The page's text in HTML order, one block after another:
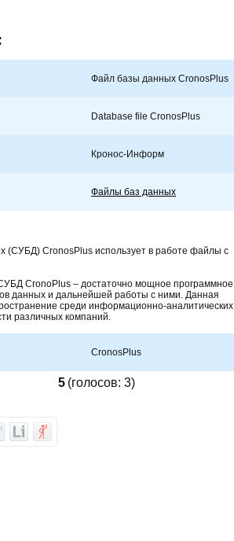
Файл базы данных CronosPlus
Database file CronosPlus
Кронос-Информ
Файлы баз данных
(СУБД) CronosPlus использует в работе файлы с
CronoPlus – достаточно мощное программное
данных и дальнейшей работы с ними. Данная
среди информационно-аналитических
различных компаний.
CronosPlus
5 (голосов: 3)